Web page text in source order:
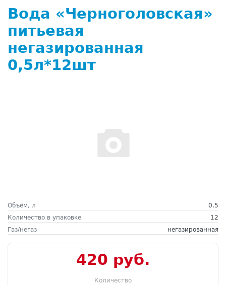
Вода «Черноголовская»
питьевая
негазированная
0,5л*12шт
Объём, л
0.5
Количество в упаковке
12
Газ/негаз
негазированная
420 руб.
Количество